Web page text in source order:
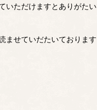
ただけますとありがた
ませていだたいておりま